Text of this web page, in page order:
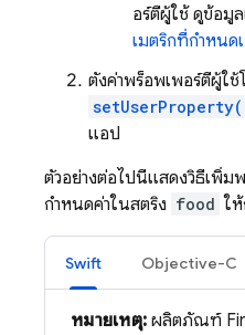
อร์ตี้ผู้ใช้ ดูข้อมู
เมตริกที่กำหนด
ตั้งค่าพร็อพเพอร์ตี้ผู้ใช้
แอป
ตัวอย่างต่อไปนี้แสดงวิธีเพิ่ม
กำหนดค่าในสตริง food ใ
Swift Objective-C
หมายเหตุ: ผลิตภัณฑ์